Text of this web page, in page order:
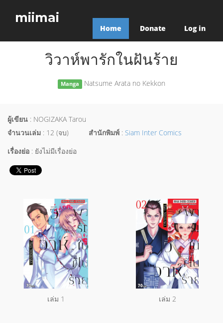
miimai
Home Donate Log in
วิวาห์พารักในฝันร้าย
Manga Natsume Arata no Kekkon
ผู้เขียน : NOGIZAKA Tarou
จำนวนเล่ม : 12 (จบ) สำนักพิมพ์ : Siam Inter Comics
เรื่องย่อ : ยังไม่มีเรื่องย่อ
เล่ม 1 เล่ม 2